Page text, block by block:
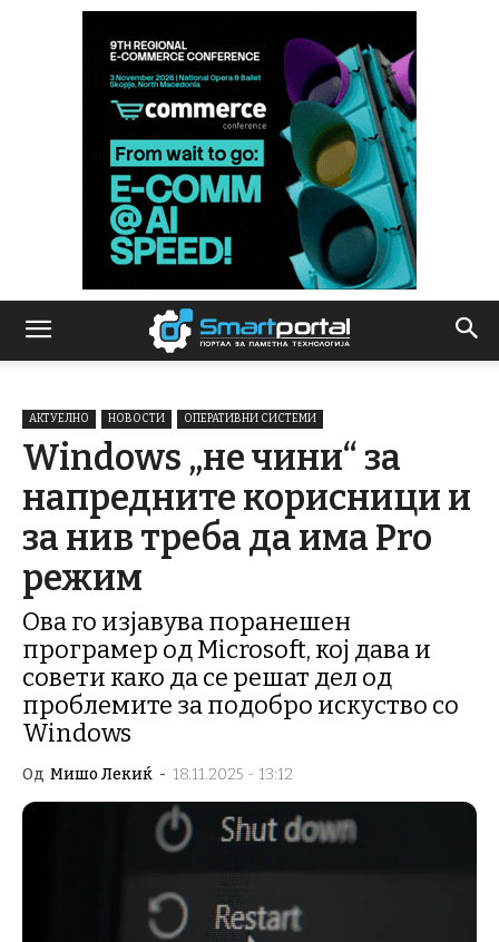
АКТУЕЛНО НОВОСТИ ОПЕРАТИВНИ СИСТЕМИ
Windows „не чини“ за
напредните корисници и
за нив треба да има Pro
режим
Ова го изјавува поранешен
програмер од Microsoft, кој дава и
совети како да се решат дел од
проблемите за подобро искуство со
Windows
Од Мишо Лекиќ - 18.11.2025 - 13:12